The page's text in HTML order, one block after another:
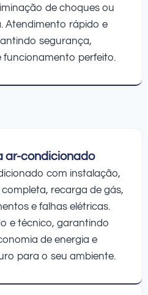
de choques ou
Atendimento rápido e
segurança,
funcionamento perfeito.
ar-condicionado
com instalação,
recarga de gás,
e falhas elétricas.
e técnico, garantindo
de energia e
para o seu ambiente.